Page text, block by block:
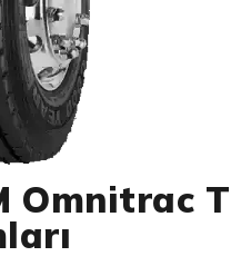
Omnitrac T